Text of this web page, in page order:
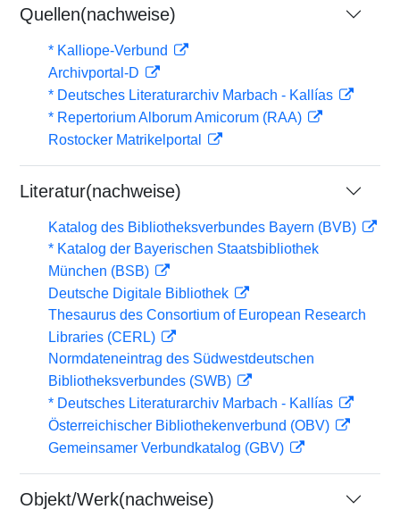
Quellen(nachweise)
* Kalliope-Verbund
Archivportal-D
* Deutsches Literaturarchiv Marbach - Kallías
* Repertorium Alborum Amicorum (RAA)
Rostocker Matrikelportal
Literatur(nachweise)
Katalog des Bibliotheksverbundes Bayern (BVB)
* Katalog der Bayerischen Staatsbibliothek
München (BSB)
Deutsche Digitale Bibliothek
Thesaurus des Consortium of European Research
Libraries (CERL)
Normdateneintrag des Südwestdeutschen
Bibliotheksverbundes (SWB)
* Deutsches Literaturarchiv Marbach - Kallías
Österreichischer Bibliothekenverbund (OBV)
Gemeinsamer Verbundkatalog (GBV)
Objekt/Werk(nachweise)